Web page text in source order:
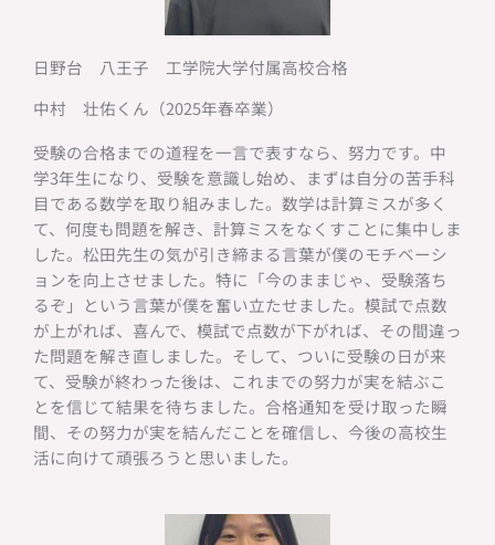
日野台 八王子 工学院大学付属高校合格
中村 壮佑くん（2025年春卒業）
受験の合格までの道程を一言で表すなら、努力です。中
学3年生になり、受験を意識し始め、まずは自分の苦手科
目である数学を取り組みました。数学は計算ミスが多く
て、何度も問題を解き、計算ミスをなくすことに集中しま
した。松田先生の気が引き締まる言葉が僕のモチベーシ
ョンを向上させました。特に「今のままじゃ、受験落ち
るぞ」という言葉が僕を奮い立たせました。模試で点数
が上がれば、喜んで、模試で点数が下がれば、その間違っ
た問題を解き直しました。そして、ついに受験の日が来
て、受験が終わった後は、これまでの努力が実を結ぶこ
とを信じて結果を待ちました。合格通知を受け取った瞬
間、その努力が実を結んだことを確信し、今後の高校生
活に向けて頑張ろうと思いました。